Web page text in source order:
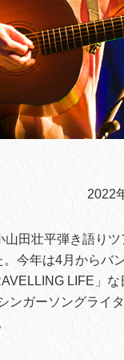
2022
田壮平弾き語り
今年は4月からバ
LIFE」
ンガーソングライ